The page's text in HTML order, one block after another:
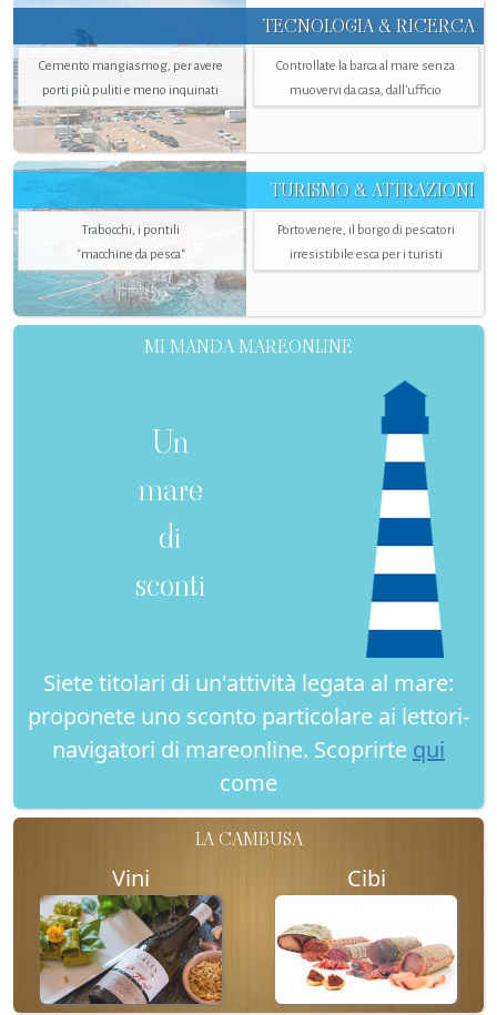
TECNOLOGIA & RICERCA
Cemento mangiasmog, per avere
porti più puliti e meno inquinati
Controllate la barca al mare senza
muovervi da casa, dall’ufficio
TURISMO & ATTRAZIONI
Trabocchi, i pontili
"macchine da pesca"
Portovenere, il borgo di pescatori
irresistibile esca per i turisti
MI MANDA MAREONLINE
Un
mare
di
sconti
Siete titolari di un'attività legata al mare:
proponete uno sconto particolare ai lettori-
navigatori di mareonline. Scoprirte qui
come
LA CAMBUSA
Vini Cibi